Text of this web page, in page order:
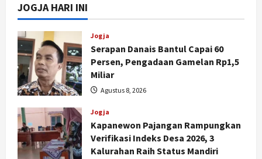
JOGJA HARI INI
Jogja
Serapan Danais Bantul Capai 60
Persen, Pengadaan Gamelan Rp1,5
Miliar
Agustus 8, 2026
Jogja
Kapanewon Pajangan Rampungkan
Verifikasi Indeks Desa 2026, 3
Kalurahan Raih Status Mandiri